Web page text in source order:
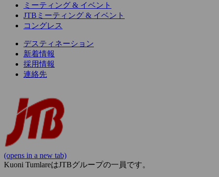
ミーティング & イベント
JTBミーティング & イベント
コングレス
デスティネーション
新着情報
採用情報
連絡先
(opens in a new tab)
Kuoni TumlareはJTBグループの一員です。